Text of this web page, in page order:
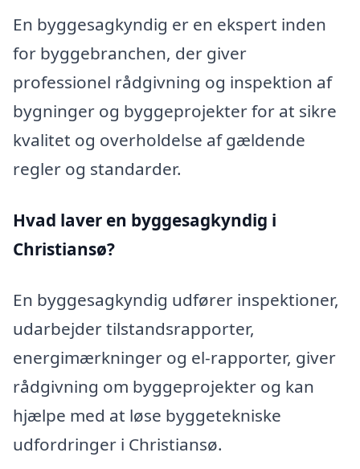
En byggesagkyndig er en ekspert inden
for byggebranchen, der giver
professionel rådgivning og inspektion af
bygninger og byggeprojekter for at sikre
kvalitet og overholdelse af gældende
regler og standarder.
Hvad laver en byggesagkyndig i
Christiansø?
En byggesagkyndig udfører inspektioner,
udarbejder tilstandsrapporter,
energimærkninger og el-rapporter, giver
rådgivning om byggeprojekter og kan
hjælpe med at løse byggetekniske
udfordringer i Christiansø.